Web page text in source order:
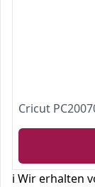
ℹ️ Wir erhalten